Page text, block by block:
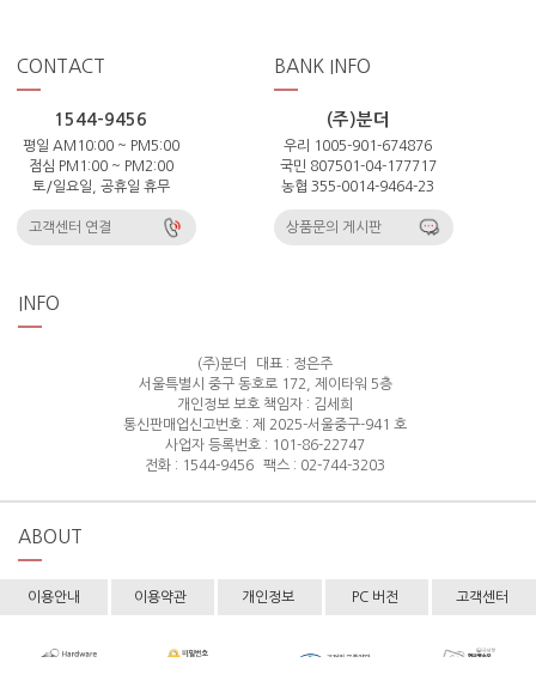
CONTACT
1544-9456
평일 AM10:00 ~ PM5:00
점심 PM1:00 ~ PM2:00
토/일요일, 공휴일 휴무
고객센터 연결
BANK INFO
(주)분더
우리 1005-901-674876
국민 807501-04-177717
농협 355-0014-9464-23
상품문의 게시판
INFO
(주)분더
대표 : 정은주
서울특별시 중구 동호로 172, 제이타워 5층
개인정보 보호 책임자 : 김세희
통신판매업신고번호 : 제 2025-서울중구-941 호
사업자 등록번호 : 101-86-22747
전화 : 1544-9456
팩스 : 02-744-3203
ABOUT
이용안내 이용약관 개인정보 PC 버전 고객센터